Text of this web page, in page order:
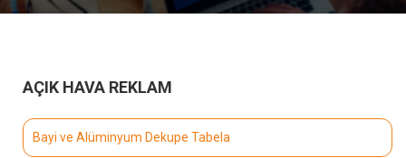
AÇIK HAVA REKLAM
Bayi ve Alüminyum Dekupe Tabela